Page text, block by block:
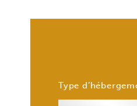
Type